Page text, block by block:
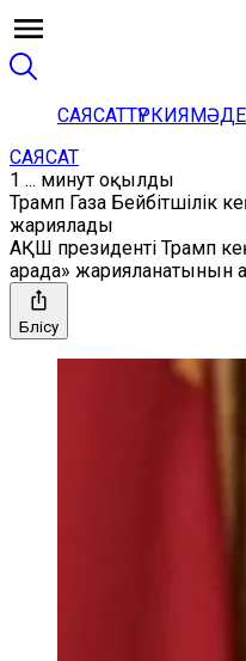
САЯСАТТҮРКИЯ
САЯСАТ
1 ... минут оқылды
Трамп Газа Бейбітшілік
жариялады
АҚШ президенті Трамп
арада» жарияланатынын
Бөлісу